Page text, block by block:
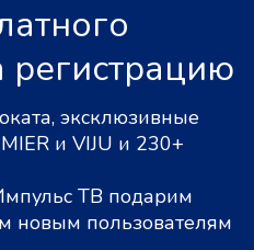
регистрацию
эксклюзивные
и VIJU и 230+
ТВ подарим
новым пользователям